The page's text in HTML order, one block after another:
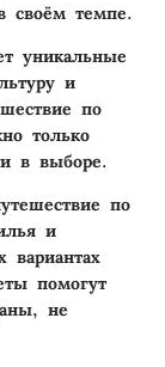
своём темпе.
уникальные
и
по
только
в выборе.
по
и
вариантах
помогут
не